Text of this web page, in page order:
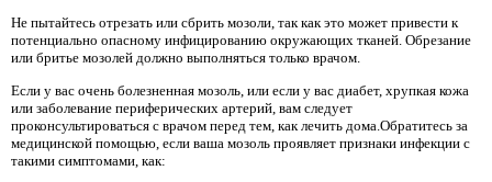
Не пытайтесь отрезать или сбрить мозоли, так как это может привести к
потенциально опасному инфицированию окружающих тканей. Обрезание
или бритье мозолей должно выполняться только врачом.
Если у вас очень болезненная мозоль, или если у вас диабет, хрупкая кожа
или заболевание периферических артерий, вам следует
проконсультироваться с врачом перед тем, как лечить дома.Обратитесь за
медицинской помощью, если ваша мозоль проявляет признаки инфекции с
такими симптомами, как: